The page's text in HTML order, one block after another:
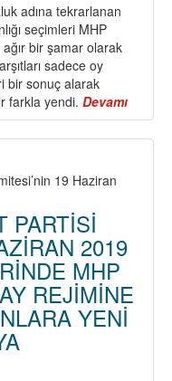
adına tekrarlanan
seçimleri MHP
bir şamar olarak
sadece oy
bir sonuç alarak
farkla yendi. Devamı
19 Haziran
PARTİSİ
2019
MHP
REJİMİNE
YENİ